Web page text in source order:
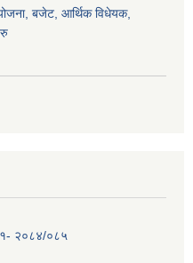
बजेट, आर्थिक विधेयक,
२०८४/०८५